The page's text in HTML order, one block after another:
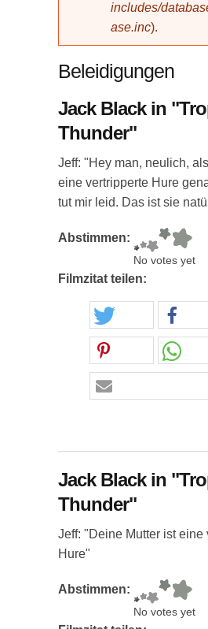
includes/
ase.inc).
Beleidigungen
Jack Black in
Thunder"
Jeff: "Hey man, neulich,
eine vertripperte Hure
tut mir leid. Das ist sie
Abstimmen:
No votes yet
Filmzitat teilen:
Jack Black in
Thunder"
Jeff: "Deine Mutter ist eine
Hure"
Abstimmen:
No votes yet